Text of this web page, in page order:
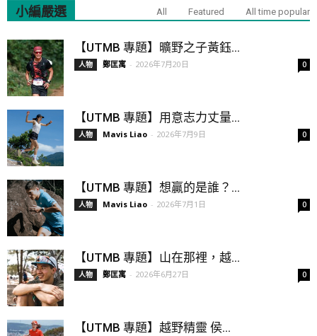
小編嚴選 All Featured All time popular
【UTMB 專題】曠野之子黃鈺...
人物 鄭匡寓 - 2026年7月20日 0
【UTMB 專題】用意志力丈量...
人物 Mavis Liao - 2026年7月9日 0
【UTMB 專題】想贏的是誰？...
人物 Mavis Liao - 2026年7月1日 0
【UTMB 專題】山在那裡，越...
人物 鄭匡寓 - 2026年6月27日 0
【UTMB 專題】越野精靈 侯...